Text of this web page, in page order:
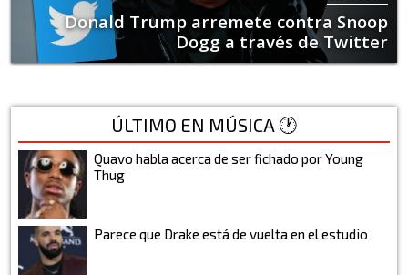
Donald Trump arremete contra Snoop
Dogg a través de Twitter
ÚLTIMO EN MÚSICA 🕐
Quavo habla acerca de ser fichado por Young
Thug
Parece que Drake está de vuelta en el estudio